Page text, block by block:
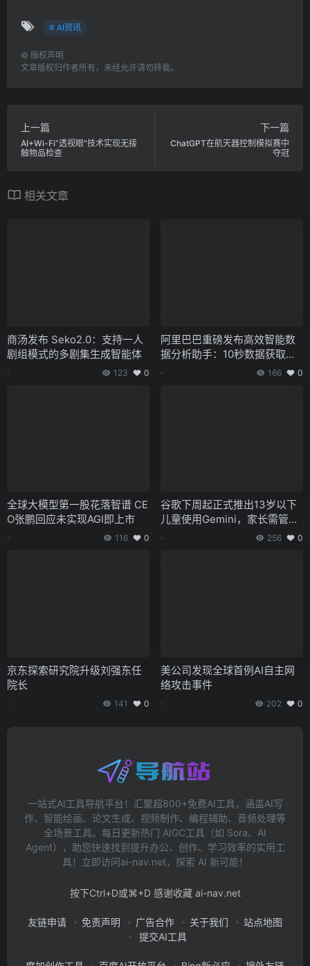
# AI资讯
© 版权声明
文章版权归作者所有，未经允许请勿转载。
上一篇
AI+Wi-Fi“透视眼”技术实现无接
触物品检查
下一篇
ChatGPT在航天器控制模拟赛中
夺冠
相关文章
商汤发布 Seko2.0：支持一人
剧组模式的多剧集生成智能体
123 0
阿里巴巴重磅发布高效智能数
据分析助手：10秒数据获取、2
166 0
全球大模型第一股花落智谱 CE
O张鹏回应未实现AGI即上市
116 0
谷歌下周起正式推出13岁以下
儿童使用Gemini，家长需管理
256 0
京东探索研究院升级刘强东任
院长
141 0
美公司发现全球首例AI自主网
络攻击事件
202 0
一站式AI工具导航平台！汇聚超800+免费AI工具，涵盖AI写
作、智能绘画、论文生成、视频制作、编程辅助、音频处理等
全场景工具。每日更新热门 AIGC工具（如 Sora、AI
Agent），助您快速找到提升办公、创作、学习效率的实用工
具！立即访问ai-nav.net，探索 AI 新可能！
按下Ctrl+D或⌘+D 感谢收藏 ai-nav.net
友链申请 免责声明 广告合作 关于我们
站点地图
提交AI工具